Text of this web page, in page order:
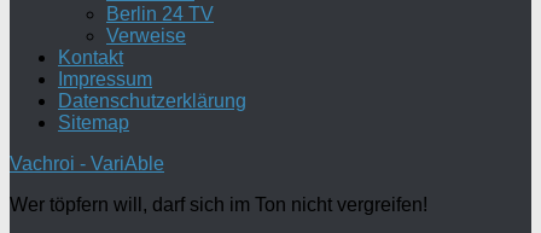
Berlin 24 TV
Verweise
Kontakt
Impressum
Datenschutzerklärung
Sitemap
Vachroi - VariAble
Wer töpfern will, darf sich im Ton nicht vergreifen!